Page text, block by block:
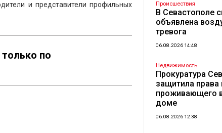
и представители профильных
по
Происшествия
В Севастополе
объявлена
тревога
06.08.2026 14:48
Недвижимость
Прокуратура
защитила
проживающего
доме
06.08.2026 12:38